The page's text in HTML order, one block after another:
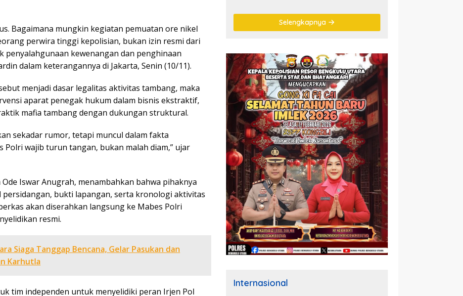
Bagaimana mungkin kegiatan pemuatan ore nikel
perwira tinggi kepolisian, bukan izin resmi dari
penyalahgunaan kewenangan dan penghinaan
dalam keterangannya di Jakarta, Senin (10/11).
menjadi dasar legalitas aktivitas tambang, maka
aparat penegak hukum dalam bisnis ekstraktif,
mafia tambang dengan dukungan struktural.
sekadar rumor, tetapi muncul dalam fakta
Polri wajib turun tangan, bukan malah diam,” ujar
Ode Iswar Anugrah, menambahkan bahwa pihaknya
bukti lapangan, serta kronologi aktivitas
akan diserahkan langsung ke Mabes Polri
resmi.
Siaga Tanggap Bencana, Gelar Pasukan dan
Karhutla
tim independen untuk menyelidiki peran Irjen Pol
DPR RI
Selengkapnya
Internasional